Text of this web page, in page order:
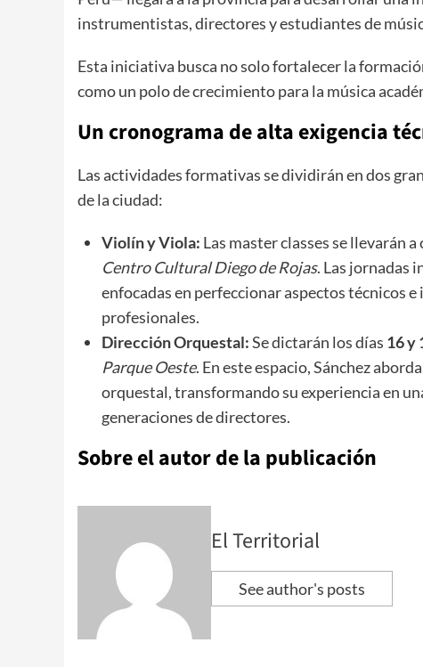
instrumentistas, directores y estudiantes de
​Esta iniciativa busca no solo fortalecer la
como un polo de crecimiento para la música
​Un cronograma de alta exigencia
​Las actividades formativas se dividirán en dos
de la ciudad:
Violín y Viola: Las master classes se llevarán a
Centro Cultural Diego de Rojas. Las jornadas
enfocadas en perfeccionar aspectos técnicos
profesionales.
Dirección Orquestal:Se dictarán los días 16 y
Parque Oeste. En este espacio, Sánchez
orquestal, transformando su experiencia en
generaciones de directores.
Sobre el autor de la publicación
El Territorial
See author's posts